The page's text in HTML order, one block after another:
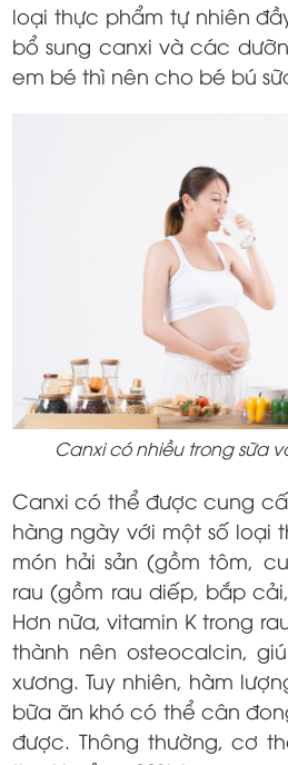
loại thực phẩm tự nhiên
bổ sung canxi và các
em bé thì nên cho bé bú
Canxi có nhiều trong sữa
Canxi có thể được cung
hàng ngày với một số loại
món hải sản (gồm tôm,
rau (gồm rau diếp, bắp
Hơn nữa, vitamin K trong
thành nên osteocalcin,
xương. Tuy nhiên, hàm
bữa ăn khó có thể cân
được. Thông thường, cơ